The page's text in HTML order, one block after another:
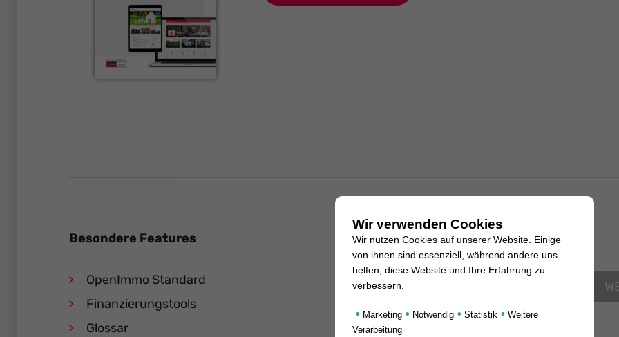
Besondere Features
OpenImmo Standard
Finanzierungstools
Glossar
Unsere Leistungen
Wir verwenden Cookies
Wir nutzen Cookies auf unserer Website. Einige
von ihnen sind essenziell, während andere uns
helfen, diese Website und Ihre Erfahrung zu
verbessern.
• Marketing • Notwendig • Statistik • Weitere
Verarbeitung